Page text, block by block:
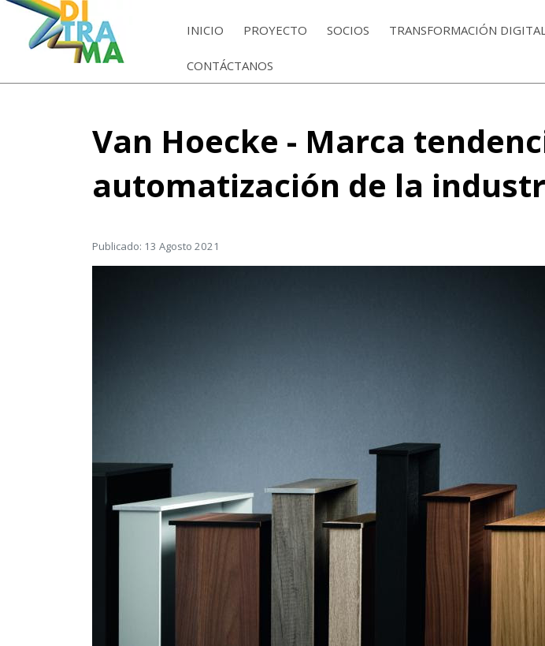
INICIO PROYECTO SOCIOS TRANSFORMACIÓN DIGITAL
CONTÁCTANOS
Van Hoecke - Marca
automatización de la
Publicado: 13 Agosto 2021